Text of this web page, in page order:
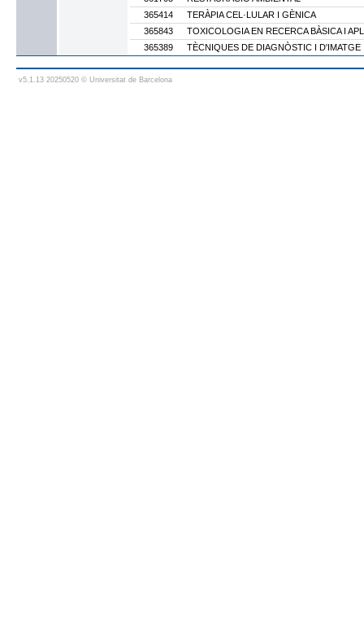
365414
TERÀPIA CEL·LULAR I GÈNICA
365843
TOXICOLOGIA EN RECERCA BÀSICA I
365389
TÈCNIQUES DE DIAGNÒSTIC I D'IMATGE
v5.1.13 20250520 © Universitat de Barcelona